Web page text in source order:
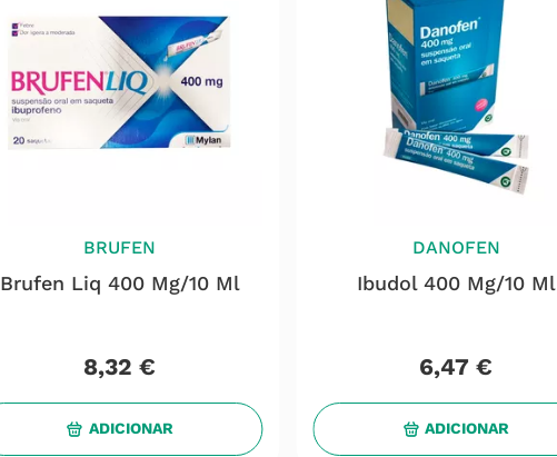
BRUFEN
Brufen Liq 400 Mg/10 Ml
8,32 €
ADICIONAR
DANOFEN
Ibudol 400 Mg/10 Ml
6,47 €
ADICIONAR